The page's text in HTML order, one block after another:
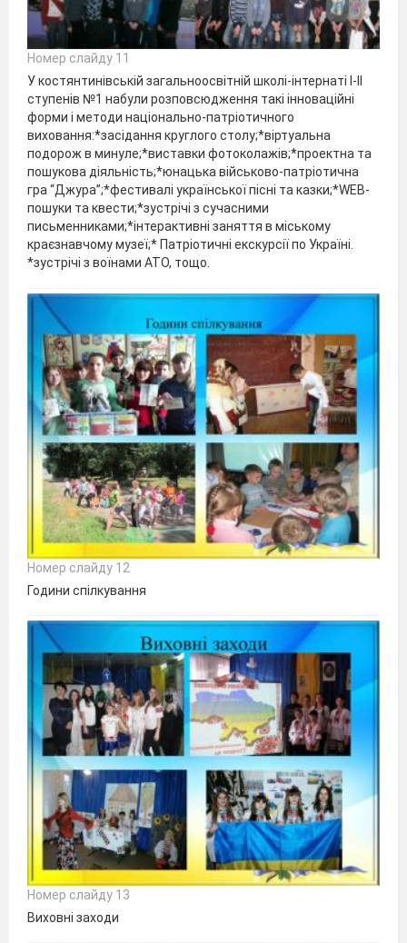
Номер слайду 11
У костянтинівській загальноосвітній школі-інтернаті І-ІІ
ступенів №1 набули розповсюдження такі інноваційні
форми і методи національно-патріотичного
виховання:*засідання круглого столу;*віртуальна
подорож в минуле;*виставки фотоколажів;*проектна та
пошукова діяльність;*юнацька військово-патріотична
гра “Джура”;*фестивалі української пісні та казки;*WEB-
пошуки та квести;*зустрічі з сучасними
письменниками;*інтерактивні заняття в міському
краєзнавчому музеї;* Патріотичні екскурсії по Україні.
*зустрічі з воїнами АТО, тощо.
Номер слайду 12
Години спілкування
Номер слайду 13
Виховні заходи